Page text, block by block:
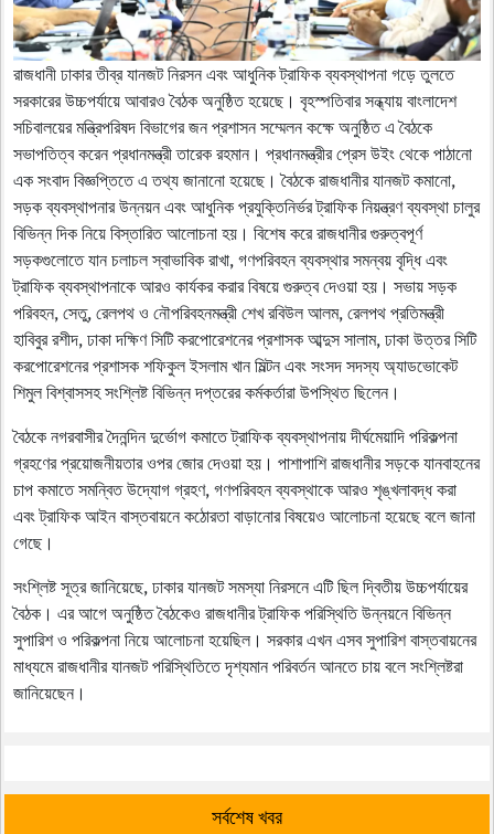
রাজধানী ঢাকার তীব্র যানজট নিরসন এবং আধুনিক ট্রাফিক ব্যবস্থাপনা গড়ে তুলতে
সরকারের উচ্চপর্যায়ে আবারও বৈঠক অনুষ্ঠিত হয়েছে। বৃহস্পতিবার সন্ধ্যায় বাংলাদেশ
সচিবালয়ের মন্ত্রিপরিষদ বিভাগের জন প্রশাসন সম্মেলন কক্ষে অনুষ্ঠিত এ বৈঠকে
সভাপতিত্ব করেন প্রধানমন্ত্রী তারেক রহমান। প্রধানমন্ত্রীর প্রেস উইং থেকে পাঠানো
এক সংবাদ বিজ্ঞপ্তিতে এ তথ্য জানানো হয়েছে। বৈঠকে রাজধানীর যানজট কমানো,
সড়ক ব্যবস্থাপনার উন্নয়ন এবং আধুনিক প্রযুক্তিনির্ভর ট্রাফিক নিয়ন্ত্রণ ব্যবস্থা চালুর
বিভিন্ন দিক নিয়ে বিস্তারিত আলোচনা হয়। বিশেষ করে রাজধানীর গুরুত্বপূর্ণ
সড়কগুলোতে যান চলাচল স্বাভাবিক রাখা, গণপরিবহন ব্যবস্থার সমন্বয় বৃদ্ধি এবং
ট্রাফিক ব্যবস্থাপনাকে আরও কার্যকর করার বিষয়ে গুরুত্ব দেওয়া হয়। সভায় সড়ক
পরিবহন, সেতু, রেলপথ ও নৌপরিবহনমন্ত্রী শেখ রবিউল আলম, রেলপথ প্রতিমন্ত্রী
হাবিবুর রশীদ, ঢাকা দক্ষিণ সিটি করপোরেশনের প্রশাসক আব্দুস সালাম, ঢাকা উত্তর সিটি
করপোরেশনের প্রশাসক শফিকুল ইসলাম খান মিল্টন এবং সংসদ সদস্য অ্যাডভোকেট
শিমুল বিশ্বাসসহ সংশ্লিষ্ট বিভিন্ন দপ্তরের কর্মকর্তারা উপস্থিত ছিলেন।
বৈঠকে নগরবাসীর দৈনন্দিন দুর্ভোগ কমাতে ট্রাফিক ব্যবস্থাপনায় দীর্ঘমেয়াদি পরিকল্পনা
গ্রহণের প্রয়োজনীয়তার ওপর জোর দেওয়া হয়। পাশাপাশি রাজধানীর সড়কে যানবাহনের
চাপ কমাতে সমন্বিত উদ্যোগ গ্রহণ, গণপরিবহন ব্যবস্থাকে আরও শৃঙ্খলাবদ্ধ করা
এবং ট্রাফিক আইন বাস্তবায়নে কঠোরতা বাড়ানোর বিষয়েও আলোচনা হয়েছে বলে জানা
গেছে।
সংশ্লিষ্ট সূত্র জানিয়েছে, ঢাকার যানজট সমস্যা নিরসনে এটি ছিল দ্বিতীয় উচ্চপর্যায়ের
বৈঠক। এর আগে অনুষ্ঠিত বৈঠকেও রাজধানীর ট্রাফিক পরিস্থিতি উন্নয়নে বিভিন্ন
সুপারিশ ও পরিকল্পনা নিয়ে আলোচনা হয়েছিল। সরকার এখন এসব সুপারিশ বাস্তবায়নের
মাধ্যমে রাজধানীর যানজট পরিস্থিতিতে দৃশ্যমান পরিবর্তন আনতে চায় বলে সংশ্লিষ্টরা
জানিয়েছেন।
সর্বশেষ খবর